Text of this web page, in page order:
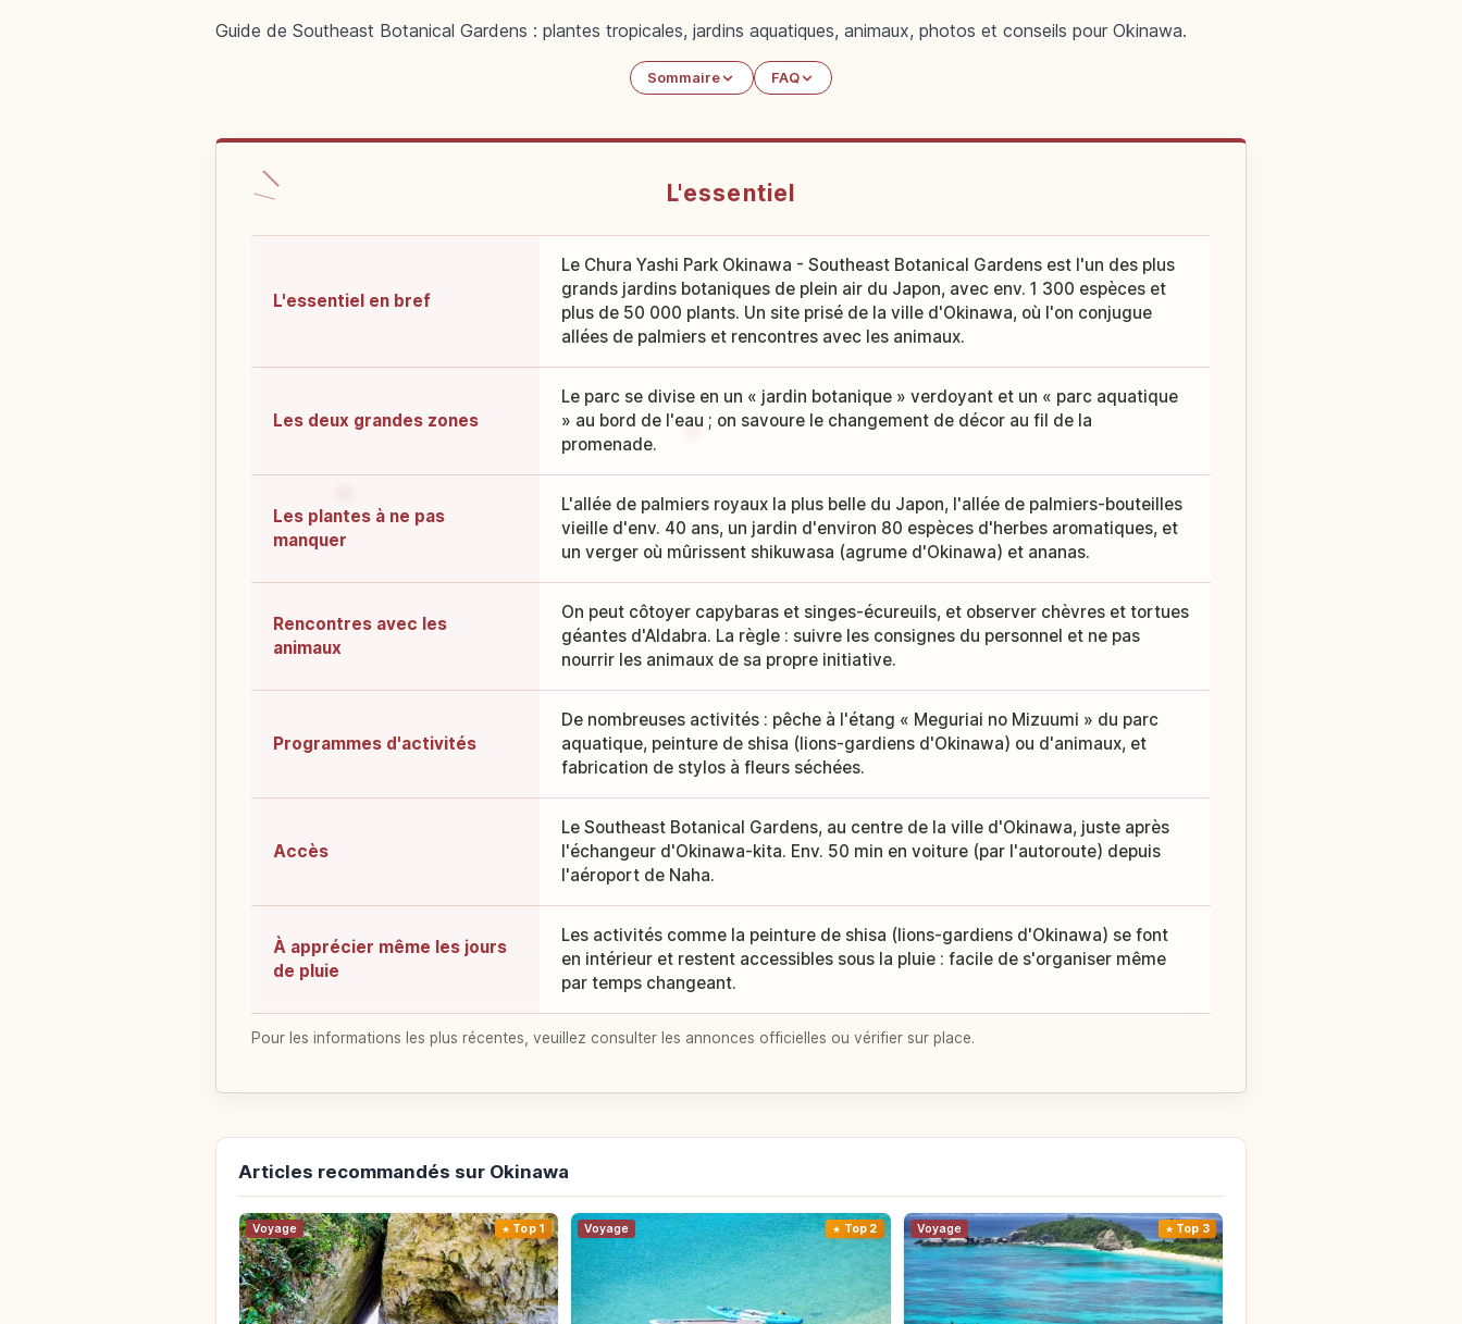
Guide de Southeast Botanical Gardens : plantes tropicales, jardins aquatiques, animaux, photos et conseils pour Okinawa.
Sommaire FAQ
L'essentiel
L'essentiel en bref
Le Chura Yashi Park Okinawa - Southeast Botanical Gardens est l'un des plus
grands jardins botaniques de plein air du Japon, avec env. 1 300 espèces et
plus de 50 000 plants. Un site prisé de la ville d'Okinawa, où l'on conjugue
allées de palmiers et rencontres avec les animaux.
Les deux grandes zones
Le parc se divise en un « jardin botanique » verdoyant et un « parc aquatique
» au bord de l'eau ; on savoure le changement de décor au fil de la
promenade.
Les plantes à ne pas
manquer
L'allée de palmiers royaux la plus belle du Japon, l'allée de palmiers-bouteilles
vieille d'env. 40 ans, un jardin d'environ 80 espèces d'herbes aromatiques, et
un verger où mûrissent shikuwasa (agrume d'Okinawa) et ananas.
Rencontres avec les
animaux
On peut côtoyer capybaras et singes-écureuils, et observer chèvres et tortues
géantes d'Aldabra. La règle : suivre les consignes du personnel et ne pas
nourrir les animaux de sa propre initiative.
Programmes d'activités
De nombreuses activités : pêche à l'étang « Meguriai no Mizuumi » du parc
aquatique, peinture de shisa (lions-gardiens d'Okinawa) ou d'animaux, et
fabrication de stylos à fleurs séchées.
Accès
Le Southeast Botanical Gardens, au centre de la ville d'Okinawa, juste après
l'échangeur d'Okinawa-kita. Env. 50 min en voiture (par l'autoroute) depuis
l'aéroport de Naha.
À apprécier même les jours
de pluie
Les activités comme la peinture de shisa (lions-gardiens d'Okinawa) se font
en intérieur et restent accessibles sous la pluie : facile de s'organiser même
par temps changeant.
Pour les informations les plus récentes, veuillez consulter les annonces officielles ou vérifier sur place.
Articles recommandés sur Okinawa
Voyage Top 1 Voyage Top 2 Voyage Top 3